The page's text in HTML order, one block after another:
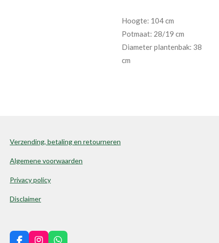
Hoogte: 104 cm
Potmaat: 28/19 cm
Diameter plantenbak: 38
cm
Verzending, betaling en retourneren
Algemene voorwaarden
Privacy policy
Disclaimer